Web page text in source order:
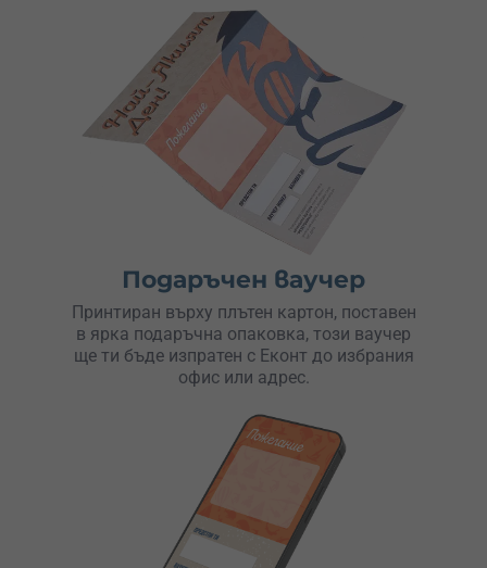
Подаръчен ваучер
Принтиран върху плътен картон, поставен
в ярка подаръчна опаковка, този ваучер
ще ти бъде изпратен с Еконт до избрания
офис или адрес.